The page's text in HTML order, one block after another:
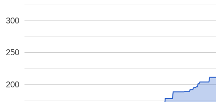
200
250
300